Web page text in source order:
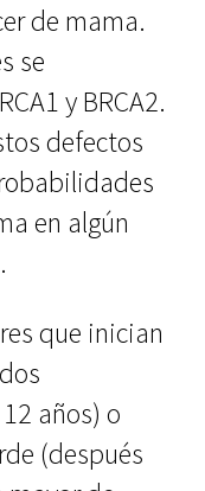
de mama.
se
y BRCA2.
defectos
en algún
que inician
años) o
(después